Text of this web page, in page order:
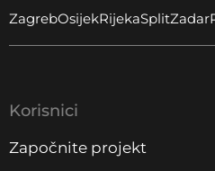
ZagrebOsijekRijekaSplitZadar
Korisnici
Započnite projekt